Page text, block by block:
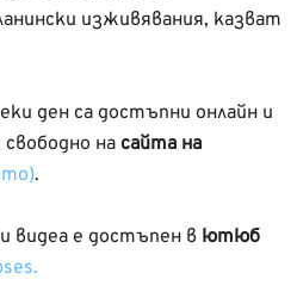
изживявания, казват
ден са достъпни онлайн и
на сайта на
.
видеа е достъпен в ютюб